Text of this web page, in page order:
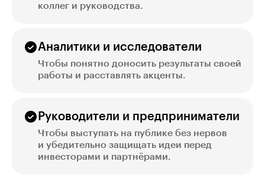
коллег и руководства.
Аналитики и исследователи
Чтобы понятно доносить результаты своей
работы и расставлять акценты.
Руководители и предприниматели
Чтобы выступать на публике без нервов
и убедительно защищать идеи перед
инвесторами и партнёрами.